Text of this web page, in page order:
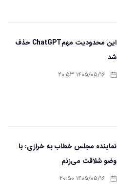
این محدودیت مهمChatGPT حذف
شد
۱۴۰۵/۰۵/۱۶ ۲۰:۵۳
نماینده مجلس خطاب به خرازی: با
وضو شلاقت می‌زنم
۱۴۰۵/۰۵/۱۶ ۲۰:۵۰